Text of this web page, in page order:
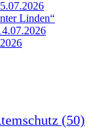
Linden“
(50)